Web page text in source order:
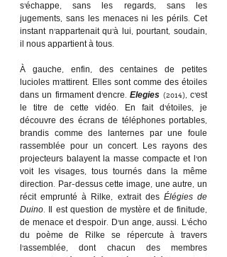
s’échappe, sans les regards, sans les
jugements, sans les menaces ni les périls. Cet
instant n’appartenait qu’à lui, pourtant, soudain,
il nous appartient à tous.
À gauche, enfin, des centaines de petites
lucioles m’attirent. Elles sont comme des étoiles
dans un firmament d’encre. Elegies (2014), c’est
le titre de cette vidéo. En fait d’étoiles, je
découvre des écrans de téléphones portables,
brandis comme des lanternes par une foule
rassemblée pour un concert. Les rayons des
projecteurs balayent la masse compacte et l’on
voit les visages, tous tournés dans la même
direction. Par-dessus cette image, une autre, un
récit emprunté à Rilke, extrait des Élégies de
Duino. Il est question de mystère et de finitude,
de menace et d’espoir. D’un ange, aussi. L’écho
du poème de Rilke se répercute à travers
l’assemblée, dont chacun des membres